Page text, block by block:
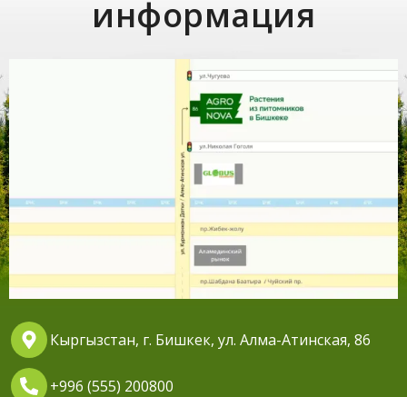
информация
Кыргызстан, г. Бишкек, ул. Алма-Атинская, 86
+996 (555) 200800